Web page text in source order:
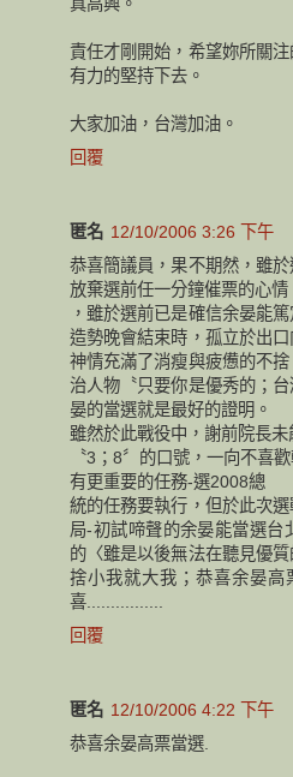
真高興。
責任才剛開始，希望妳所關
有力的堅持下去。
大家加油，台灣加油。
回覆
匿名 12/10/2006 3:26 下午
恭喜簡議員，果不期然，雖
放棄選前任一分鐘催票的心情
，雖於選前已是確信余晏能
造勢晚會結束時，孤立於出
神情充滿了消瘦與疲憊的不
治人物〝只要你是優秀的；
晏的當選就是最好的證明。
雖然於此戰役中，謝前院長未
〝3；8〞的口號，一向不喜
有更重要的任務-選2008總
統的任務要執行，但於此次
局-初試啼聲的余晏能當選台
的〈雖是以後無法在聽見優
捨小我就大我；恭喜余晏
喜................
回覆
匿名 12/10/2006 4:22 下午
恭喜余晏高票當選.